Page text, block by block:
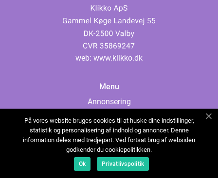
web: www.klikko.dk
Menu
Annonsering
Cookies
Kontakta oss
Sitemap
På vores website bruges cookies til at huske dine indstillinger,
statistik og personalisering af indhold og annoncer. Denne
information deles med tredjepart. Ved fortsat brug af websiden
godkender du cookiepolitikken.
Ok Privatlivspolitik